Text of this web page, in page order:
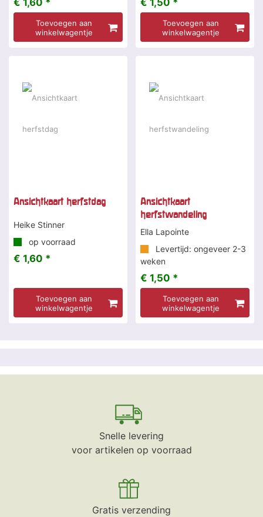
€ 1,60 *
Toevoegen aan
winkelwagentje
€ 1,50 *
Toevoegen aan
winkelwagentje
Ansichtkaart herfstdag
Heike Stinner
op voorraad
€ 1,60 *
Toevoegen aan
winkelwagentje
Ansichtkaart
herfstwandeling
Ella Lapointe
Levertijd: ongeveer 2-3
weken
€ 1,50 *
Toevoegen aan
winkelwagentje
Snelle levering
voor artikelen op voorraad
Gratis verzending